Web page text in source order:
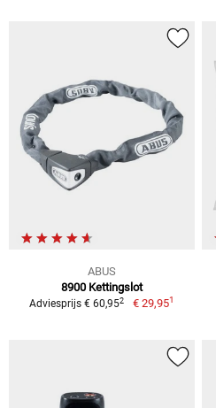
ABUS
8900 Kettingslot
Adviesprijs € 60,952 € 29,951